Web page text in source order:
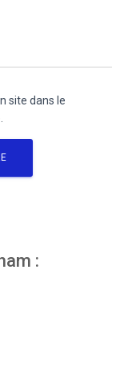
site dans le
: